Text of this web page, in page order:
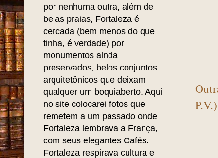
por nenhuma outra, além de
belas praias, Fortaleza é
cercada (bem menos do que
tinha, é verdade) por
monumentos ainda
preservados, belos conjuntos
arquitetônicos que deixam
qualquer um boquiaberto. Aqui
no site colocarei fotos que
remetem a um passado onde
Fortaleza lembrava a França,
com seus elegantes Cafés.
Fortaleza respirava cultura e